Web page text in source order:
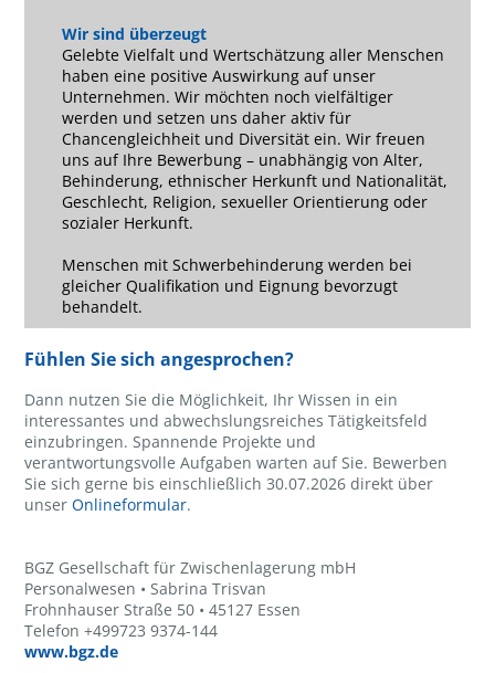
Wir sind überzeugt
Gelebte Vielfalt und Wertschätzung aller Menschen
haben eine positive Auswirkung auf unser
Unternehmen. Wir möchten noch vielfältiger
werden und setzen uns daher aktiv für
Chancengleichheit und Diversität ein. Wir freuen
uns auf Ihre Bewerbung – unabhängig von Alter,
Behinderung, ethnischer Herkunft und Nationalität,
Geschlecht, Religion, sexueller Orientierung oder
sozialer Herkunft.
Menschen mit Schwerbehinderung werden bei
gleicher Qualifikation und Eignung bevorzugt
behandelt.
Fühlen Sie sich angesprochen?
Dann nutzen Sie die Möglichkeit, Ihr Wissen in ein
interessantes und abwechslungsreiches Tätigkeitsfeld
einzubringen. Spannende Projekte und
verantwortungsvolle Aufgaben warten auf Sie. Bewerben
Sie sich gerne bis einschließlich 30.07.2026 direkt über
unser Onlineformular.
BGZ Gesellschaft für Zwischenlagerung mbH
Personalwesen • Sabrina Trisvan
Frohnhauser Straße 50 • 45127 Essen
Telefon +499723 9374-144
www.bgz.de